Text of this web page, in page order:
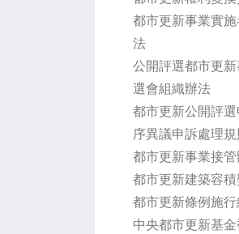
都市更新事業實
法
公開評選都市更
選會組織辦法
都市更新公開評
序異議申訴處理規
都市更新事業接
都市更新建築容
都市更新條例施行
中央都市更新基